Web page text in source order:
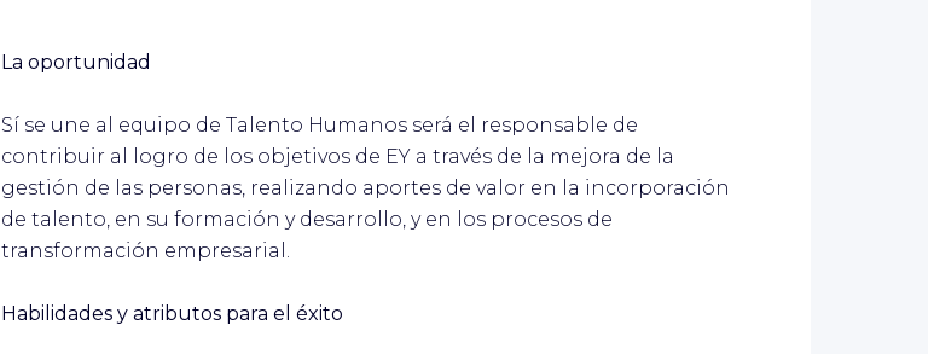
La oportunidad
Sí se une al equipo de Talento Humanos será el responsable de
contribuir al logro de los objetivos de EY a través de la mejora de la
gestión de las personas, realizando aportes de valor en la incorporación
de talento, en su formación y desarrollo, y en los procesos de
transformación empresarial.
Habilidades y atributos para el éxito